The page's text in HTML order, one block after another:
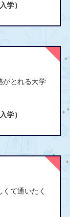
学）
がとれる大学
学）
て通いたく